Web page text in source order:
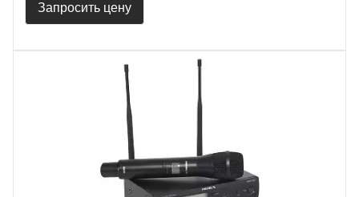
Запросить цену